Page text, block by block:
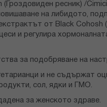
ресник) /
на либидото,
от Black
и регулира
за подобряване на
и не съдържат
сол, ядки и ГМО.
за женското здраве.